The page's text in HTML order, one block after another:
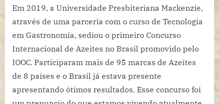
Em 2019, a Universidade Presbiteriana Mackenzie,
através de uma parceria com o curso de Tecnologia
em Gastronomia, sediou o primeiro Concurso
Internacional de Azeites no Brasil promovido pelo
IOOC. Participaram mais de 95 marcas de Azeites
de 8 países e o Brasil já estava presente
apresentando ótimos resultados. Esse concurso foi